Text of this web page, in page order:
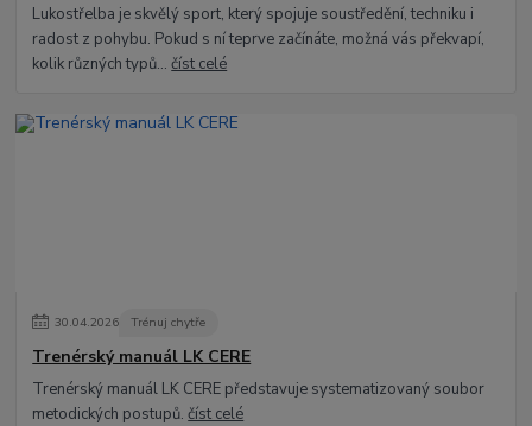
Lukostřelba je skvělý sport, který spojuje soustředění, techniku i
radost z pohybu. Pokud s ní teprve začínáte, možná vás překvapí,
kolik různých typů...číst celé
30.04.2026 Trénuj chytře
Trenérský manuál LK CERE
Trenérský manuál LK CERE představuje systematizovaný soubor
metodických postupů.číst celé